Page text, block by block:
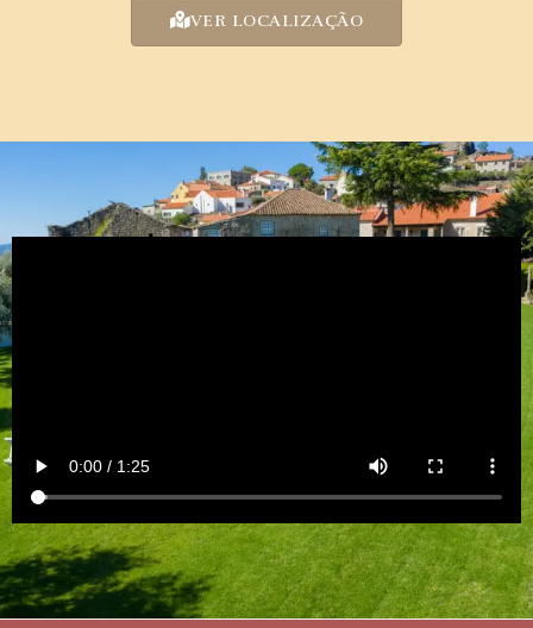
VER LOCALIZAÇÃO